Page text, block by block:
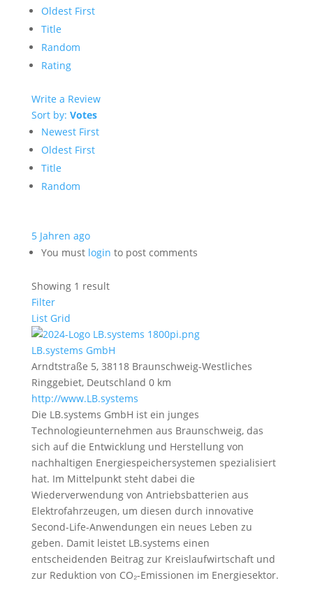
Oldest First
Title
Random
Rating
Write a Review
Sort by: Votes
Newest First
Oldest First
Title
Random
5 Jahren ago
You must login to post comments
Showing 1 result
Filter
List Grid
LB.systems GmbH
Arndtstraße 5, 38118 Braunschweig-Westliches
Ringgebiet, Deutschland 0 km
http://www.LB.systems
Die LB.systems GmbH ist ein junges
Technologieunternehmen aus Braunschweig, das
sich auf die Entwicklung und Herstellung von
nachhaltigen Energiespeichersystemen spezialisiert
hat. Im Mittelpunkt steht dabei die
Wiederverwendung von Antriebsbatterien aus
Elektrofahrzeugen, um diesen durch innovative
Second-Life-Anwendungen ein neues Leben zu
geben. Damit leistet LB.systems einen
entscheidenden Beitrag zur Kreislaufwirtschaft und
zur Reduktion von CO₂-Emissionen im Energiesektor.